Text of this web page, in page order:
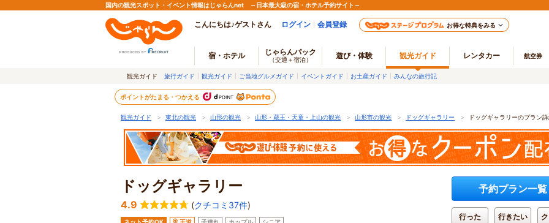
国内の観光スポット・イベント情報はじゃらんnet ～日本最大級の宿・ホテル予約サイト～
こんにちは♪ゲストさん ログイン 会員登録 お得な特典をみる
宿・ホテル じゃらんパック
（交通＋宿泊） 遊び・体験 観光ガイド レンタカー 航空券
観光ガイド 旅行ガイド 観光ガイド ご当地グルメガイド イベントガイド お土産ガイド みんなの旅行記
ポイントがたまる・つかえる
観光ガイド ＞ 東北の観光 ＞ 山形の観光 ＞ 山形・蔵王・天童・上山の観光 ＞ 山形市の観光 ＞ ドッグギャラリー ＞ ドッグギャラリーのプラン
ドッグギャラリー
4.9 (クチコミ37件)
予約プラン一覧
行った 行きたい